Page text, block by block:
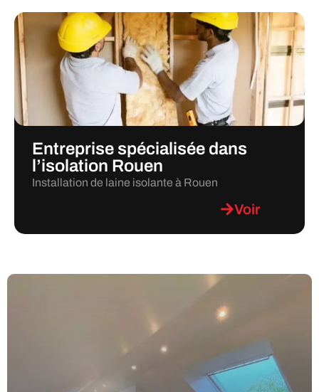
Entreprise spécialisée dans
l’isolation Rouen
Installation de laine isolante à Rouen
Voir